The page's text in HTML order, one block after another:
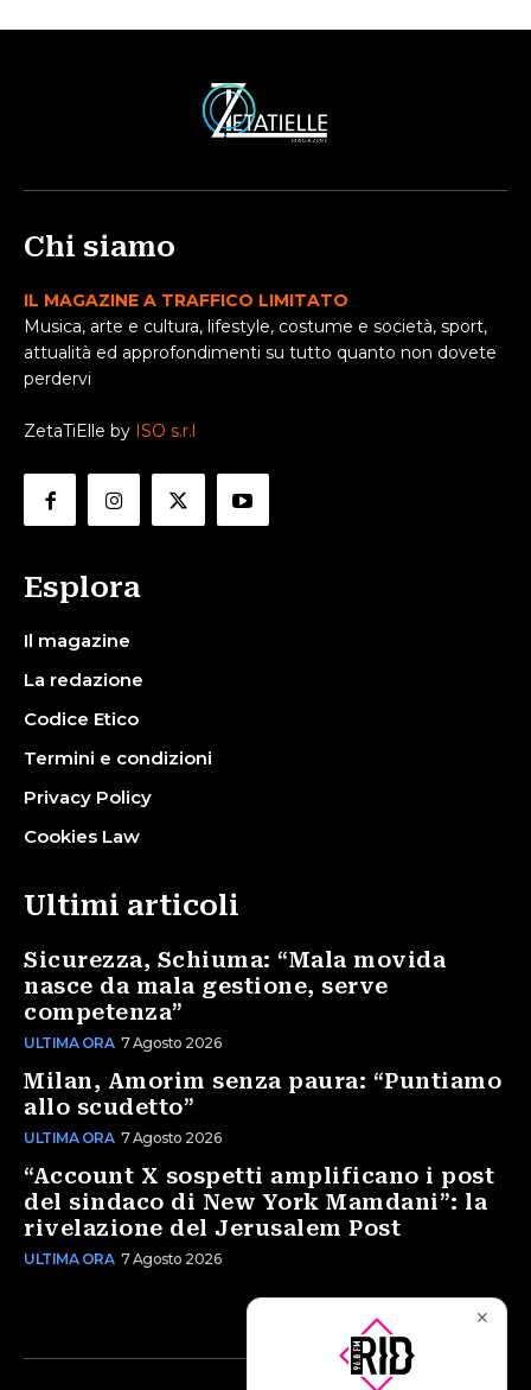
Chi siamo
IL MAGAZINE A TRAFFICO LIMITATO
Musica, arte e cultura, lifestyle, costume e società, sport,
attualità ed approfondimenti su tutto quanto non dovete
perdervi
ZetaTiElle by ISO s.r.l
Esplora
Il magazine
La redazione
Codice Etico
Termini e condizioni
Privacy Policy
Cookies Law
Ultimi articoli
Sicurezza, Schiuma: “Mala movida
nasce da mala gestione, serve
competenza”
ULTIMA ORA 7 Agosto 2026
Milan, Amorim senza paura: “Puntiamo
allo scudetto”
ULTIMA ORA 7 Agosto 2026
“Account X sospetti amplificano i post
del sindaco di New York Mamdani”: la
rivelazione del Jerusalem Post
ULTIMA ORA 7 Agosto 2026
✕